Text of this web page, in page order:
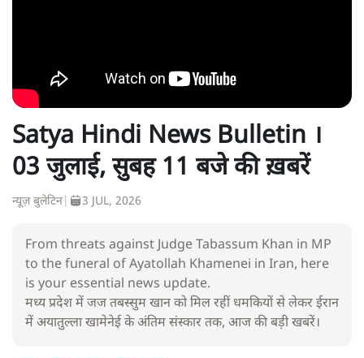
Satya Hindi News Bulletin ।
03 जुलाई, सुबह 11 बजे की ख़बरें
न्यूज़ बुलेटिन 3 JUL, 2026
From threats against Judge Tabassum Khan in MP
to the funeral of Ayatollah Khamenei in Iran, here
is your essential news update.
मध्य प्रदेश में जज तबस्सुम खान को मिल रहीं धमकियों से लेकर ईरान
में अयातुल्ला खामेनेई के अंतिम संस्कार तक, आज की बड़ी खबरें।